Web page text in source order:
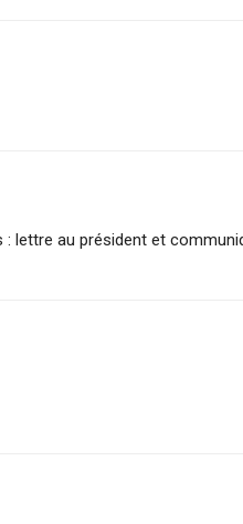
: lettre au président et